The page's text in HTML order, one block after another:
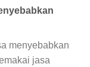
menyebabkan
jasa